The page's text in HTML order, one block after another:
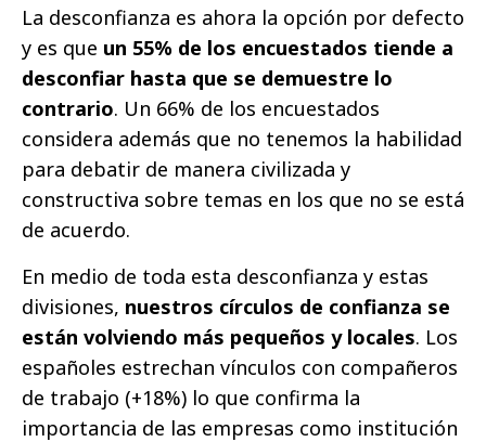
La desconfianza es ahora la opción por defecto
y es que un 55% de los encuestados tiende a
desconfiar hasta que se demuestre lo
contrario. Un 66% de los encuestados
considera además que no tenemos la habilidad
para debatir de manera civilizada y
constructiva sobre temas en los que no se está
de acuerdo.
En medio de toda esta desconfianza y estas
divisiones, nuestros círculos de confianza se
están volviendo más pequeños y locales. Los
españoles estrechan vínculos con compañeros
de trabajo (+18%) lo que confirma la
importancia de las empresas como institución